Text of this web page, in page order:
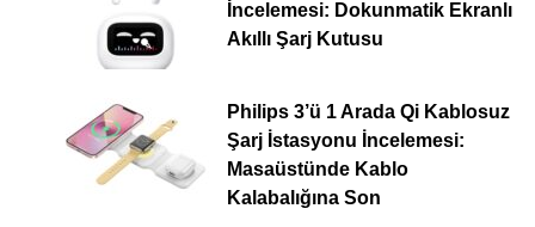
İncelemesi: Dokunmatik Ekranlı
Akıllı Şarj Kutusu
Philips 3’ü 1 Arada Qi Kablosuz
Şarj İstasyonu İncelemesi:
Masaüstünde Kablo
Kalabalığına Son